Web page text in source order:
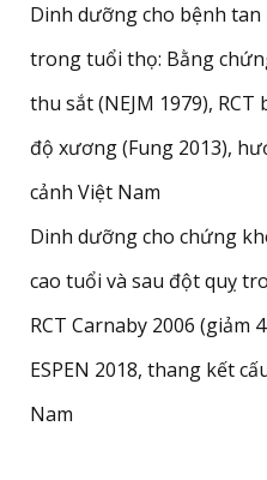
Dinh dưỡng cho bệnh tan
trong tuổi thọ: Bằng
thu sắt (NEJM 1979),
độ xương (Fung 2013),
cảnh Việt Nam
Dinh dưỡng cho chứng
cao tuổi và sau đột quỵ
RCT Carnaby 2006 (giảm
ESPEN 2018, thang kết
Nam